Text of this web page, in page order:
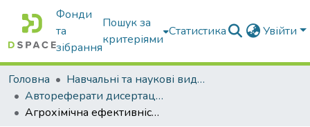
Фонди
та
зібрання
Пошук за
критеріями
Статистика Увійти
Головна
Навчальні та наукові видання
Автореферати дисертацій та дисертації
Агрохімічна ефективність біологізації системи удобрення сільськогосподарських культур на дерново-слабопідзолистих грунтах